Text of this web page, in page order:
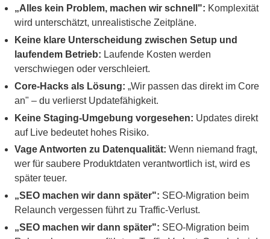
„Alles kein Problem, machen wir schnell": Komplexität
wird unterschätzt, unrealistische Zeitpläne.
Keine klare Unterscheidung zwischen Setup und
laufendem Betrieb: Laufende Kosten werden
verschwiegen oder verschleiert.
Core-Hacks als Lösung: „Wir passen das direkt im Core
an" – du verlierst Updatefähigkeit.
Keine Staging-Umgebung vorgesehen: Updates direkt
auf Live bedeutet hohes Risiko.
Vage Antworten zu Datenqualität: Wenn niemand fragt,
wer für saubere Produktdaten verantwortlich ist, wird es
später teuer.
„SEO machen wir dann später": SEO-Migration beim
Relaunch vergessen führt zu Traffic-Verlust.
„SEO machen wir dann später": SEO-Migration beim